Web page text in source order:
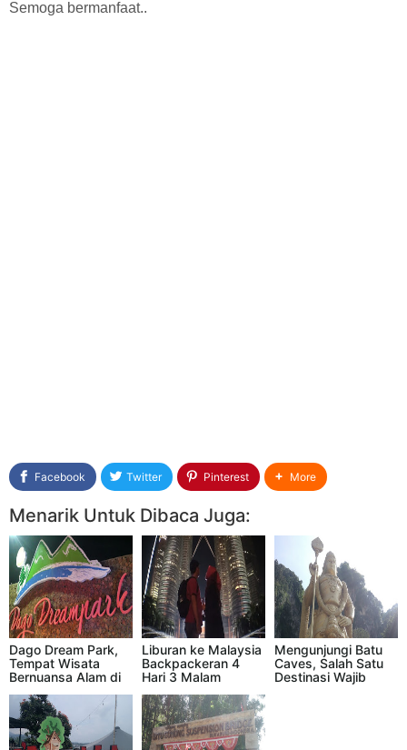
Semoga bermanfaat..
Facebook Twitter Pinterest More
Menarik Untuk Dibaca Juga:
Dago Dream Park,
Tempat Wisata
Bernuansa Alam di
Liburan ke Malaysia
Backpackeran 4
Hari 3 Malam
Budget Yang
Sangat Terjangkau
Mengunjungi Batu
Caves, Salah Satu
Destinasi Wajib